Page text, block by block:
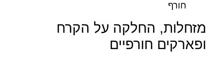
חורף
מזחלות, החלקה על הקרח
ופארקים חורפיים